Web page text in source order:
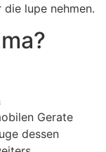
lupe nehmen.
Gerate
dessen